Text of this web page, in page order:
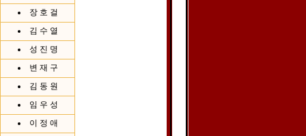
장 호 걸
김 수 열
성 진 명
변 재 구
김 동 원
임 우 성
이 정 애